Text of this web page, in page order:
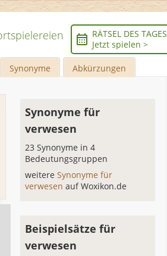
RÄTSEL DES TAGES
Jetzt spielen >
Synonyme Abkürzungen
Synonyme für
verwesen
23 Synonyme in 4
Bedeutungsgruppen
weitereSynonyme für
verwesenauf Woxikon.de
Beispielsätze für
verwesen